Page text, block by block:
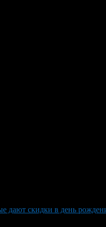
дают скидки в день